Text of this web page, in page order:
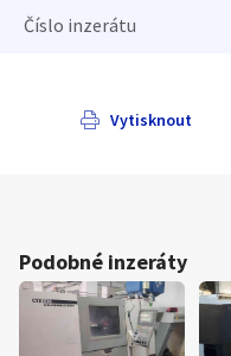
Číslo inzerátu
Vytisknout
Podobné inzeráty